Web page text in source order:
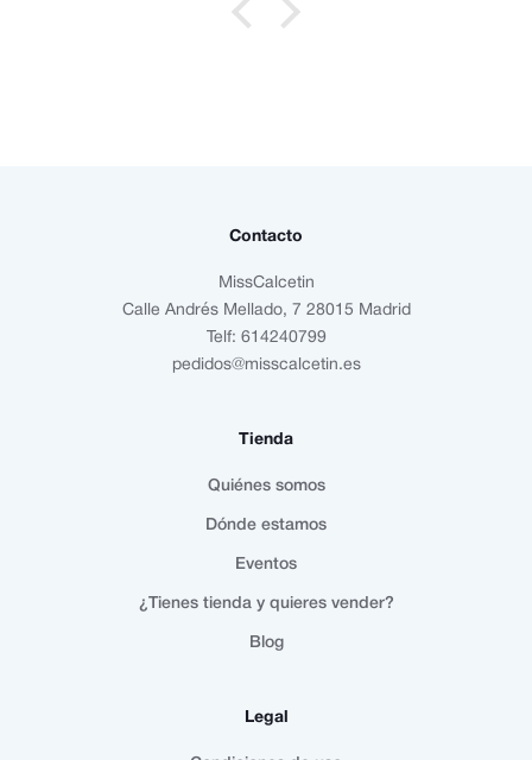
Contacto
MissCalcetin
Calle Andrés Mellado, 7 28015 Madrid
Telf: 614240799
pedidos@misscalcetin.es
Tienda
Quiénes somos
Dónde estamos
Eventos
¿Tienes tienda y quieres vender?
Blog
Legal